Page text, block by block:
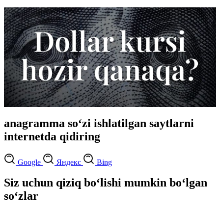
anagramma so‘zi ishlatilgan saytlarni
internetda qidiring
Google Яндекс Bing
Siz uchun qiziq bo‘lishi mumkin bo‘lgan
so‘zlar